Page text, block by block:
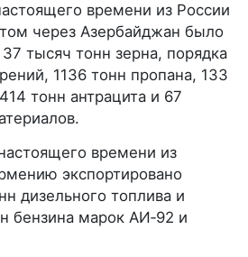
времени из России
через Азербайджан было
тысяч тонн зерна, порядка
1136 тонн пропана, 133
тонн антрацита и 67
времени из
экспортировано
дизельного топлива и
бензина марок АИ‑92 и